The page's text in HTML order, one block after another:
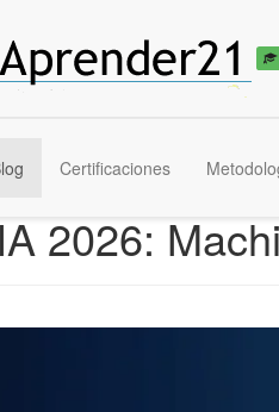
Certificaciones
2026: